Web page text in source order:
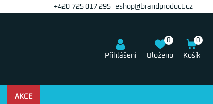
+420 725 017 295 eshop@brandproduct.cz
Přihlášení Uloženo
0 0
Košík
AKCE